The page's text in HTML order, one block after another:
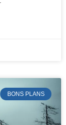
BONS PLANS